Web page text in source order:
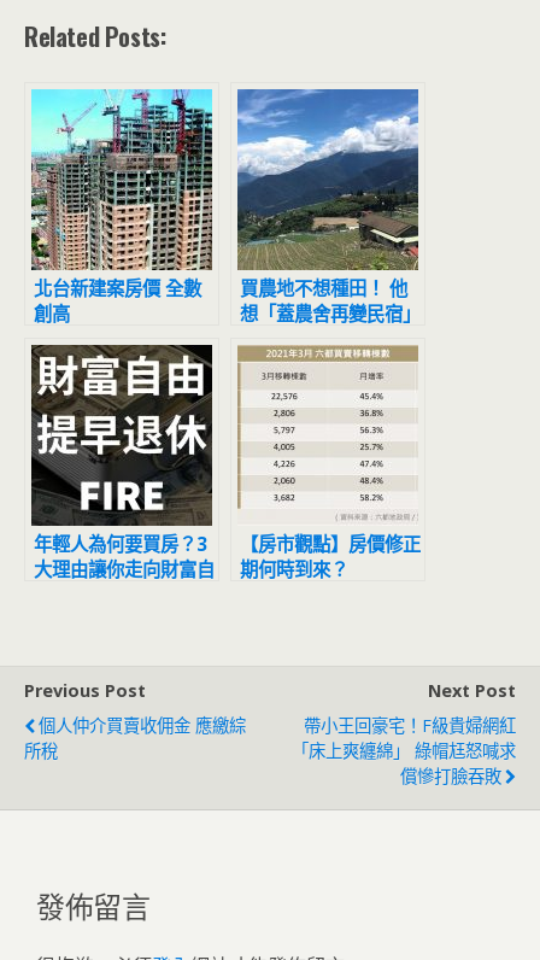
Related Posts:
北台新建案房價 全數
創高
買農地不想種田！ 他
想「蓋農舍再變民宿」
專家坦言：沒時間了
年輕人為何要買房？3
大理由讓你走向財富自
【房市觀點】房價修正
期何時到來？
Previous Post
個人仲介買賣收佣金 應繳綜
所稅
Next Post
帶小王回豪宅！F級貴婦網紅
「床上爽纏綿」 綠帽尪怒喊求
償慘打臉吞敗
發佈留言